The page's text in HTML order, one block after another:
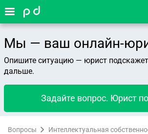
Мы — ваш онлайн-
Опишите ситуацию — юрист
дальше.
Задайте вопрос. Юрист
Вопросы Интеллектуальная